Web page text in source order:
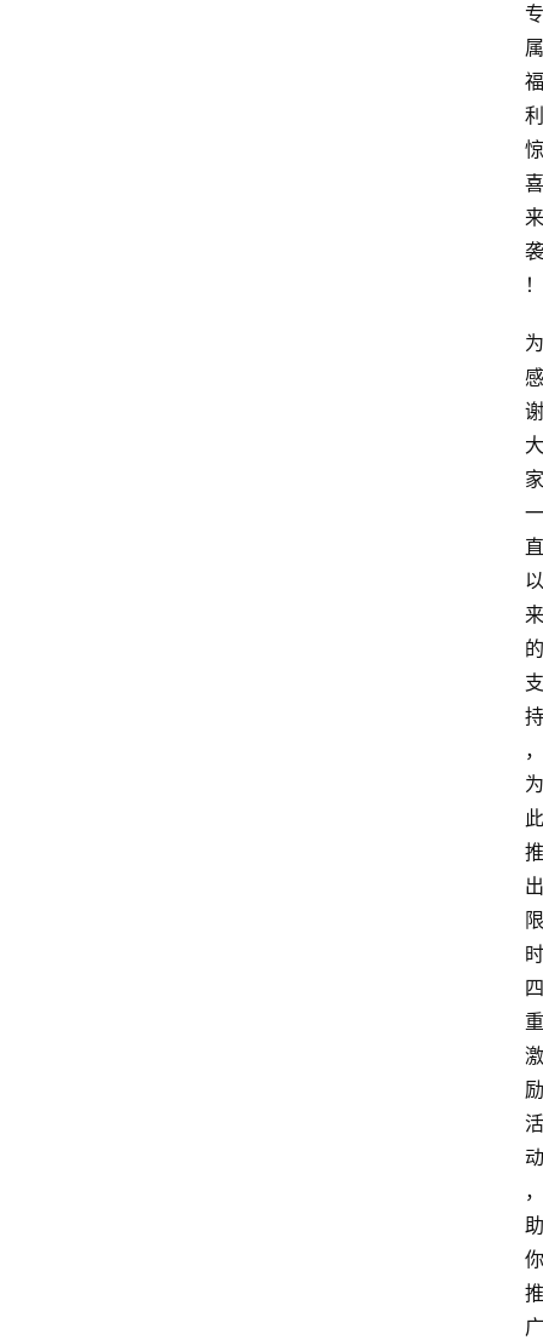
专
属
福
利
惊
喜
来
袭
！
为
感
谢
大
家
一
直
以
来
的
支
持
，
为
此
推
出
限
时
四
重
激
励
活
动
，
助
你
推
广